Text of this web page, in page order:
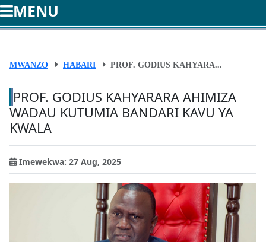
MENU
MWANZO HABARI PROF. GODIUS KAHYARA...
PROF. GODIUS KAHYARARA AHIMIZA
WADAU KUTUMIA BANDARI KAVU YA
KWALA
Imewekwa: 27 Aug, 2025